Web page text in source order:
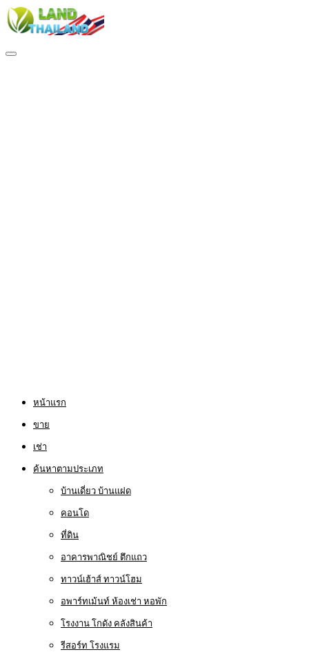
หน้าแรก
ขาย
เช่า
ค้นหาตามประเภท
บ้านเดี่ยว บ้านแฝด
คอนโด
ที่ดิน
อาคารพาณิชย์ ตึกแถว
ทาวน์เฮ้าส์ ทาวน์โฮม
อพาร์ทเม้นท์ ห้องเช่า หอพัก
โรงงาน โกดัง คลังสินค้า
รีสอร์ท โรงแรม